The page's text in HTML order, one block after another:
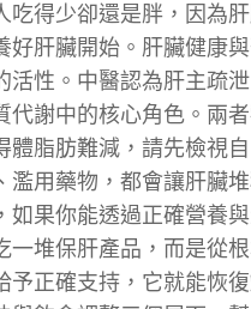
吃得少卻還是胖，因為
好肝臟開始。肝臟健康
活性。中醫認為肝主疏
代謝中的核心角色。兩
體脂肪難減，請先檢視
濫用藥物，都會讓肝臟
如果你能透過正確營養
一堆保肝產品，而是從
予正確支持，它就能恢